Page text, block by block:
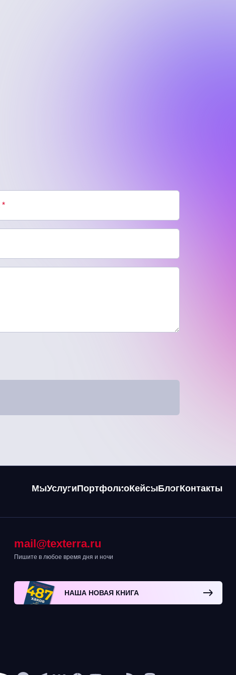
*
МыУслугиПортфолиоКейсыБлогКонтакты
mail@texterra.ru
Пишите в любое время дня и ночи
НАША НОВАЯ КНИГА